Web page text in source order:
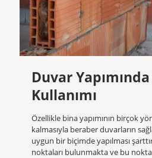
Duvar
Kullanımı
Özellikle bina yapımının birçok
kalmasıyla beraber duvarların
uygun bir biçimde yapılması
noktaları bulunmakta ve bu